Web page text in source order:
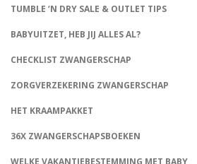
TUMBLE ‘N DRY SALE & OUTLET TIPS
BABYUITZET, HEB JIJ ALLES AL?
CHECKLIST ZWANGERSCHAP
ZORGVERZEKERING ZWANGERSCHAP
HET KRAAMPAKKET
36X ZWANGERSCHAPSBOEKEN
WELKE VAKANTIEBESTEMMING MET BABY